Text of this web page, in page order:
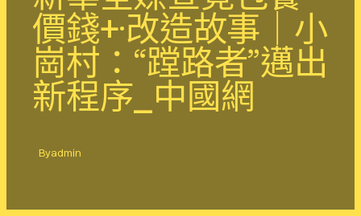
價錢+·改造故事｜小
崗村：“蹚路者”邁出
新程序_中國網
Byadmin